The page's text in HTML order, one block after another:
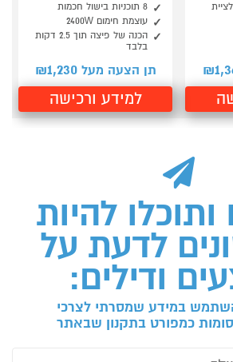
8 תוכניות בישול חכמות
עוצמת חימום 2400W
הכנה של פיצה תוך 2.5 דקות
בלבד
תן הצעה מעל ₪ 1,230
למידע ורכישה
להיות
לדעת על
ודילים:
במידע שמסרתי לצרכי
כמפורט בתקנון שבאתר